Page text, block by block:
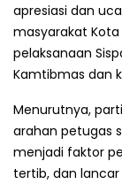
apresiasi dan
masyarakat
pelaksanaan
Kamtibmas dan
Menurutnya,
arahan petugas
menjadi faktor
tertib, dan